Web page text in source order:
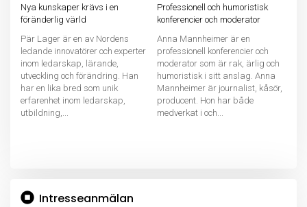
Nya kunskaper krävs i en
föränderlig värld
Pär Lager är en av Nordens
ledande innovatörer och experter
inom ledarskap, lärande,
utveckling och förändring. Han
har en lika bred som unik
erfarenhet inom ledarskap,
utbildning,...
Professionell och humoristisk
konferencier och moderator
Anna Mannheimer är en
professionell konferencier och
moderator som är rak, ärlig och
humoristisk i sitt anslag. Anna
Mannheimer är journalist, kåsör,
producent. Hon har både
medverkat i och...
Intresseanmälan